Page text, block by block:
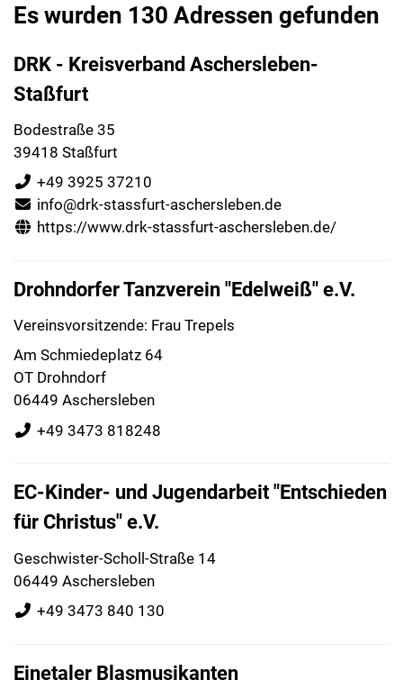
Es wurden 130 Adressen gefunden
DRK - Kreisverband Aschersleben-
Staßfurt
Bodestraße 35
39418 Staßfurt
+49 3925 37210
info@drk-stassfurt-aschersleben.de
https://www.drk-stassfurt-aschersleben.de/
Drohndorfer Tanzverein "Edelweiß" e.V.
Vereinsvorsitzende: Frau Trepels
Am Schmiedeplatz 64
OT Drohndorf
06449 Aschersleben
+49 3473 818248
EC-Kinder- und Jugendarbeit "Entschieden
für Christus" e.V.
Geschwister-Scholl-Straße 14
06449 Aschersleben
+49 3473 840 130
Einetaler Blasmusikanten